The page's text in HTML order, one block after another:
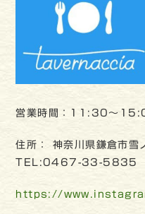
営業時間：11:30〜
住所： 神奈川県鎌倉市
TEL:0467-33-5835
https://